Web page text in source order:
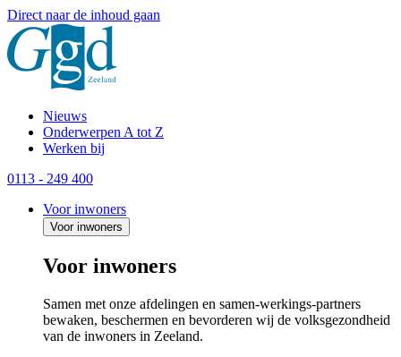
Direct naar de inhoud gaan
Nieuws
Onderwerpen A tot Z
Werken bij
0113 - 249 400
Voor inwoners
Voor inwoners
Voor inwoners
Samen met onze afdelingen en samen-werkings-partners
bewaken, beschermen en bevorderen wij de volksgezondheid
van de inwoners in Zeeland.